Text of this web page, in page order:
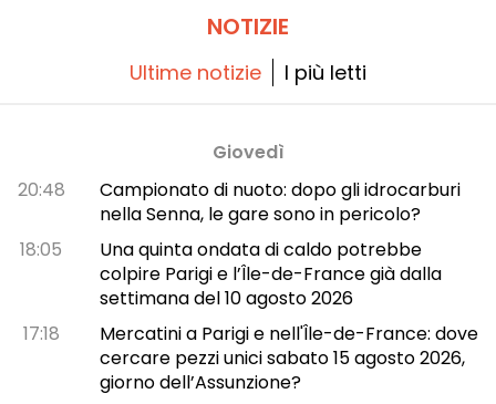
NOTIZIE
Ultime notizie I più letti
Giovedì
20:48
Campionato di nuoto: dopo gli idrocarburi
nella Senna, le gare sono in pericolo?
18:05
Una quinta ondata di caldo potrebbe
colpire Parigi e l’Île-de-France già dalla
settimana del 10 agosto 2026
17:18
Mercatini a Parigi e nell'Île-de-France: dove
cercare pezzi unici sabato 15 agosto 2026,
giorno dell’Assunzione?